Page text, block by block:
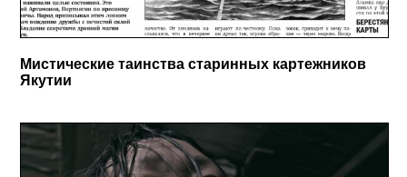
Мистические таинства старинных картежников
Якутии